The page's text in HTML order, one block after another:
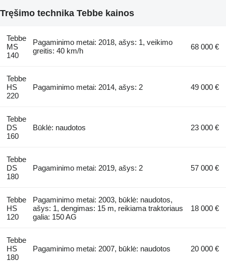
Tręšimo technika Tebbe kainos
Tebbe
MS
140
Pagaminimo metai: 2018, ašys: 1, veikimo
greitis: 40 km/h
68 000 €
Tebbe
HS
220
Pagaminimo metai: 2014, ašys: 2 49 000 €
Tebbe
DS
160
Būklė: naudotos 23 000 €
Tebbe
DS
180
Pagaminimo metai: 2019, ašys: 2 57 000 €
Tebbe
HS
120
Pagaminimo metai: 2003, būklė: naudotos,
ašys: 1, dengimas: 15 m, reikiama traktoriaus
galia: 150 AG
18 000 €
Tebbe
HS
180
Pagaminimo metai: 2007, būklė: naudotos 20 000 €